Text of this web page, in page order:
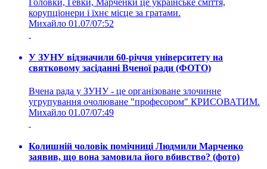
корупціонери і їхнє місце за гратами.
Михайло 01.07/07:52
У ЗУНУ відзначили 60-річчя університету на
святковому засіданні Вченої ради (ФОТО)
Вчена рада у ЗУНУ - це організоване злочинне
угрупування очолюване "професором" КРИСОВАТИМ.
Михайло 01.07/07:49
Колишній чоловік помічниці Людмили Марченко
заявив, що вона замовила його вбивство? (фото)